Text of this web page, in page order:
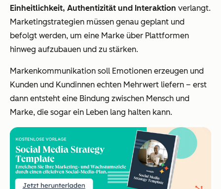
Einheitlichkeit, Authentizität und Interaktion verlangt.
Marketingstrategien müssen genau geplant und
befolgt werden, um eine Marke über Plattformen
hinweg aufzubauen und zu stärken.
Markenkommunikation soll Emotionen erzeugen und
Kunden und Kundinnen echten Mehrwert liefern – erst
dann entsteht eine Bindung zwischen Mensch und
Marke, die sogar ein Leben lang halten kann.